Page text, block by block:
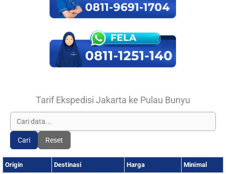
Tarif Ekspedisi Jakarta ke Pulau Bunyu
Cari Reset
Origin Destinasi Harga Minimal